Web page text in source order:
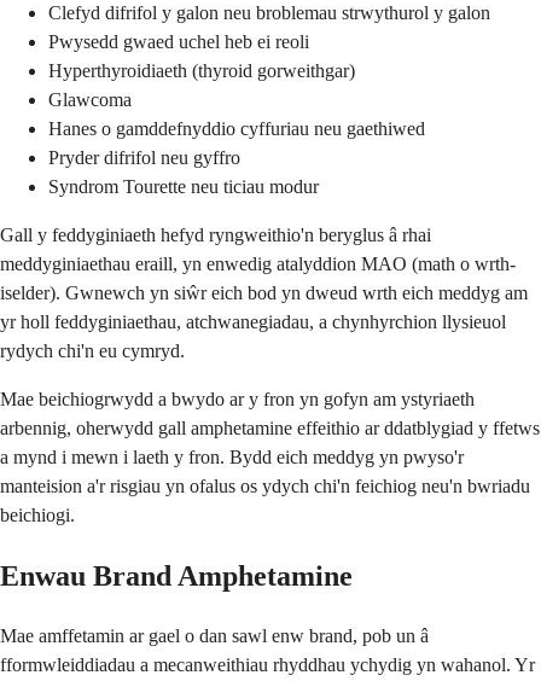
Clefyd difrifol y galon neu broblemau strwythurol y galon
Pwysedd gwaed uchel heb ei reoli
Hyperthyroidiaeth (thyroid gorweithgar)
Glawcoma
Hanes o gamddefnyddio cyffuriau neu gaethiwed
Pryder difrifol neu gyffro
Syndrom Tourette neu ticiau modur
Gall y feddyginiaeth hefyd ryngweithio'n beryglus â rhai
meddyginiaethau eraill, yn enwedig atalyddion MAO (math o wrth-
iselder). Gwnewch yn siŵr eich bod yn dweud wrth eich meddyg am
yr holl feddyginiaethau, atchwanegiadau, a chynhyrchion llysieuol
rydych chi'n eu cymryd.
Mae beichiogrwydd a bwydo ar y fron yn gofyn am ystyriaeth
arbennig, oherwydd gall amphetamine effeithio ar ddatblygiad y ffetws
a mynd i mewn i laeth y fron. Bydd eich meddyg yn pwyso'r
manteision a'r risgiau yn ofalus os ydych chi'n feichiog neu'n bwriadu
beichiogi.
Enwau Brand Amphetamine
Mae amffetamin ar gael o dan sawl enw brand, pob un â
fformwleiddiadau a mecanweithiau rhyddhau ychydig yn wahanol. Yr